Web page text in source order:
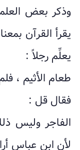
وذکر بعض
یقرأ القرآن
یعلِّم رجلاً :
طعام الأثیم ،
فقال قل :
الفاجر ولیس
لأن ابن عباس